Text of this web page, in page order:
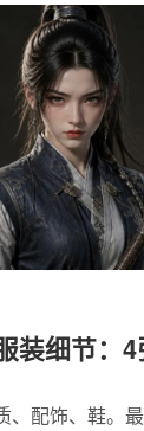
装细节：
配饰、鞋。